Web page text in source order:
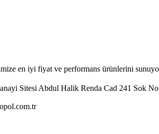
en iyi fiyat ve performans ürünlerini
Sitesi Abdul Halik Renda Cad 241 Sok